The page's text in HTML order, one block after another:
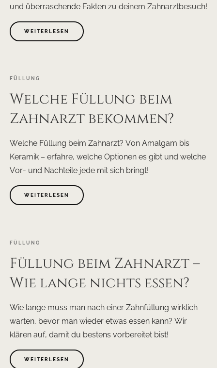
und überraschende Fakten zu deinem Zahnarztbesuch!
WEITERLESEN
FÜLLUNG
Welche Füllung beim
Zahnarzt bekommen?
Welche Füllung beim Zahnarzt? Von Amalgam bis
Keramik – erfahre, welche Optionen es gibt und welche
Vor- und Nachteile jede mit sich bringt!
WEITERLESEN
FÜLLUNG
Füllung beim Zahnarzt –
Wie lange nichts essen?
Wie lange muss man nach einer Zahnfüllung wirklich
warten, bevor man wieder etwas essen kann? Wir
klären auf, damit du bestens vorbereitet bist!
WEITERLESEN